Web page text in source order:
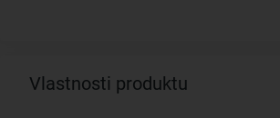
Vlastnosti produktu